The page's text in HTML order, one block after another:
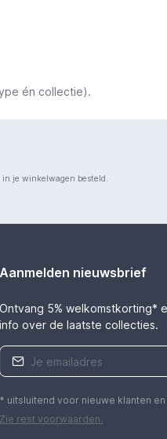
én collectie).
in je winkelwagen besteld.
Aanmelden nieuwsbrief
Ontvang 5% welkomstkorting*
info over de laatste collecties.
* uitsluitend voor nieuwe klanten
Zie rest voorwaarden.